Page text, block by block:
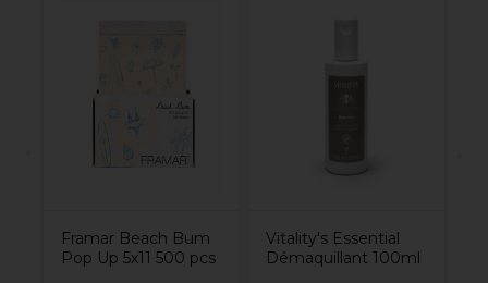
Framar Beach Bum
Pop Up 5x11 500 pcs
Vitality's Essential
Démaquillant 100ml